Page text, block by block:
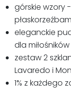
górskie wzory
eleganckie
dla
zestaw 2
Lavaredo i
1% z każdego